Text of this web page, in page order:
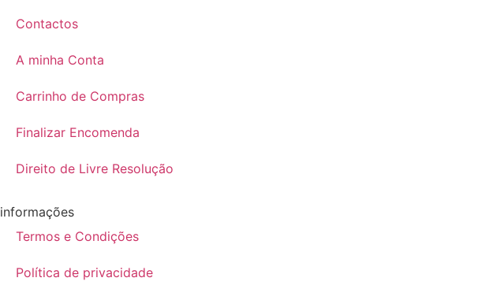
Contactos
A minha Conta
Carrinho de Compras
Finalizar Encomenda
Direito de Livre Resolução
informações
Termos e Condições
Política de privacidade